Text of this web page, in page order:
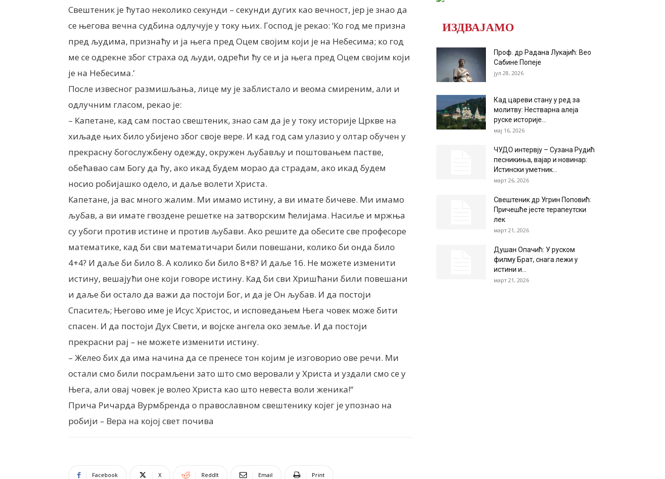
Свештеник је ћутао неколико секунди – секунди дугих као вечност, јер је знао да
се његова вечна судбина одлучује у току њих. Господ је рекао: ‘Ко год ме призна
пред људима, признаћу и ја њега пред Оцем својим који је на Небесима; ко год
ме се одрекне због страха од људи, одрећи ћу се и ја њега пред Оцем својим који
је на Небесима.’
После извесног размишљања, лице му је заблистало и веома смиреним, али и
одлучним гласом, рекао је:
– Капетане, кад сам постао свештеник, знао сам да је у току историје Цркве на
хиљаде њих било убијено због своје вере. И кад год сам улазио у олтар обучен у
прекрасну богослужбену одежду, окружен љубављу и поштовањем пастве,
обећавао сам Богу да ћу, ако икад будем морао да страдам, ако икад будем
носио робијашко одело, и даље волети Христа.
Капетане, ја вас много жалим. Ми имамо истину, а ви имате бичеве. Ми имамо
љубав, а ви имате гвоздене решетке на затворским ћелијама. Насиље и мржња
су убоги против истине и против љубави. Ако решите да обесите све професоре
математике, кад би сви математичари били повешани, колико би онда било
4+4? И даље би било 8. А колико би било 8+8? И даље 16. Не можете изменити
истину, вешајући оне који говоре истину. Кад би сви Хришћани били повешани
и даље би остало да важи да постоји Бог, и да је Он љубав. И да постоји
Спаситељ; Његово име је Исус Христос, и исповедањем Њега човек може бити
спасен. И да постоји Дух Свети, и војске ангела око земље. И да постоји
прекрасни рај – не можете изменити истину.
– Желео бих да има начина да се пренесе тон којим је изговорио ове речи. Ми
остали смо били посрамљени зато што смо веровали у Христа и уздали смо се у
Њега, али овај човек је волео Христа као што невеста воли женика!“
Прича Ричарда Вурмбренда о православном свештенику којег је упознао на
робији – Вера на којој свет почива
Facebook X ReddIt Email Print
ИЗДВАЈАМО
Проф. др Радана Лукајић: Вео
Сабине Попеје
јул 28, 2026
Кад цареви стану у ред за
молитву: Нестварна алеја
руске историје...
мај 16, 2026
ЧУДО интервју – Сузана Рудић
песникиња, вајар и новинар:
Истински уметник...
март 26, 2026
Свештеник др Угрин Поповић:
Причешће јесте терапеутски
лек
март 21, 2026
Душан Опачић: У руском
филму Брат, снага лежи у
истини и...
март 21, 2026